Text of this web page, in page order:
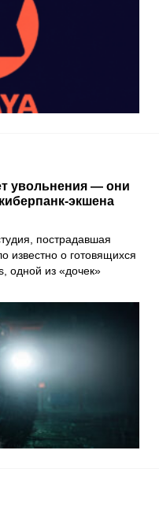
увольнения — они
экшена
пострадавшая
известно о готовящихся
одной из «дочек»